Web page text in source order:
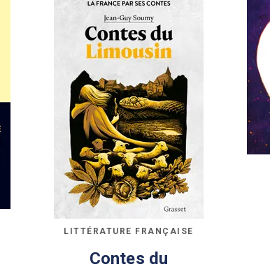
LITTÉRATURE FRANÇAISE
Contes du